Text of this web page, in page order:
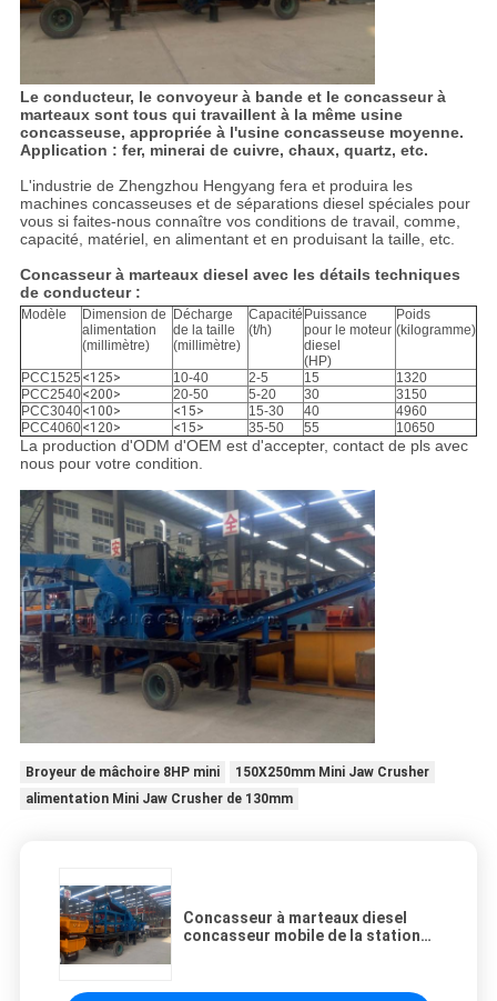
Le conducteur, le convoyeur à bande et le concasseur à
marteaux sont tous qui travaillent à la même usine
concasseuse, appropriée à l'usine concasseuse moyenne.
Application : fer, minerai de cuivre, chaux, quartz, etc.
L'industrie de Zhengzhou Hengyang fera et produira les
machines concasseuses et de séparations diesel spéciales pour
vous si faites-nous connaître vos conditions de travail, comme,
capacité, matériel, en alimentant et en produisant la taille, etc.
Concasseur à marteaux diesel avec les détails techniques
de conducteur :
Modèle
Dimension de
alimentation
(millimètre)
Décharge
de la taille
(millimètre)
Capacité
(t/h)
Puissance
pour le moteur
diesel
(HP)
Poids
(kilogramme)
PCC1525 <125> 10-40 2-5 15
1320
PCC2540<200> 20-50 5-20 30
3150
PCC3040<100> <15> 15-30 40
4960
PCC4060<120> <15> 35-50 55 10650
La production d'ODM d'OEM est d'accepter, contact de pls avec
nous pour votre condition.
Broyeur de mâchoire 8HP mini
150X250mm Mini Jaw Crusher
alimentation Mini Jaw Crusher de 130mm
Concasseur à marteaux diesel
concasseur mobile de la station